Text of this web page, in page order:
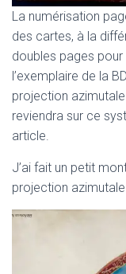
La numérisation
des cartes, à la
doubles pages pour
l’exemplaire de la
projection
reviendra sur ce
article.
J’ai fait un petit
projection